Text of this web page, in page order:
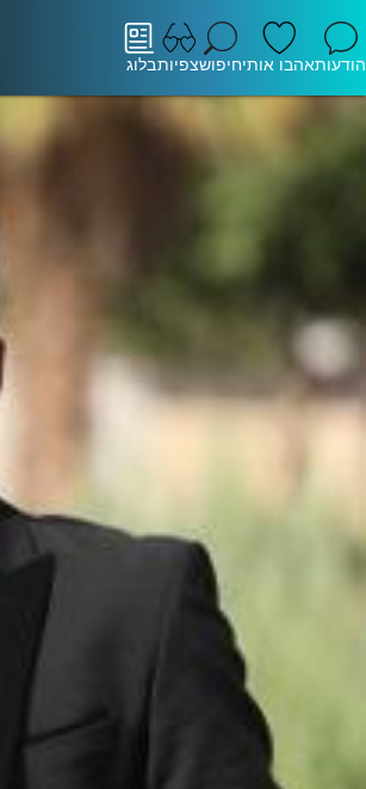
הודעותאהבו אותיחיפושצפיותבלוג